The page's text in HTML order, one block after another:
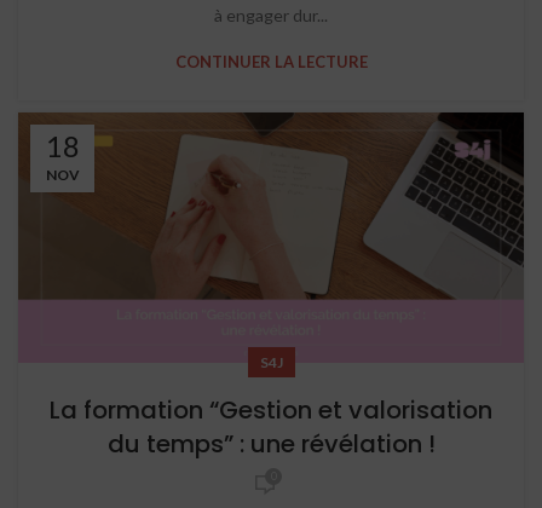
à engager dur...
CONTINUER LA LECTURE
18
NOV
S4J
La formation “Gestion et valorisation
du temps” : une révélation !